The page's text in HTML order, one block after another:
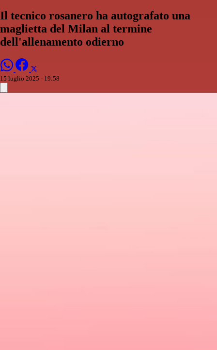
Il tecnico rosanero ha autografato una
maglietta del Milan al termine
dell'allenamento odierno
15 luglio 2025 - 19:58